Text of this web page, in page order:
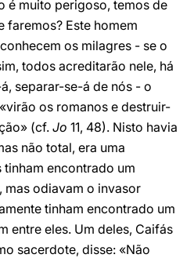
é muito perigoso, temos de
faremos? Este homem
os milagres - se o
todos acreditarão nele, há
separar-se-á de nós - o
os romanos e destruir-
(cf. Jo 11, 48). Nisto havia
não total, era uma
encontrado um
odiavam o invasor
tinham encontrado um
entre eles. Um deles, Caifás
sacerdote, disse: «Não